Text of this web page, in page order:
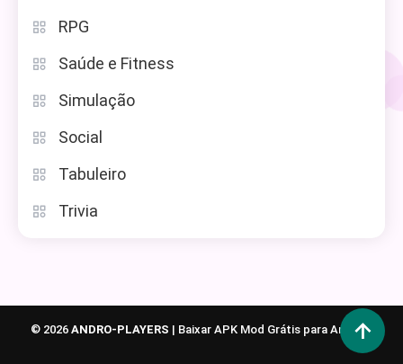
RPG
Saúde e Fitness
Simulação
Social
Tabuleiro
Trivia
© 2026 ANDRO-PLAYERS | Baixar APK Mod Grátis para Android